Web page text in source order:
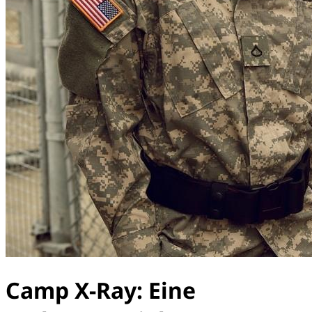
Camp X-Ray: Eine